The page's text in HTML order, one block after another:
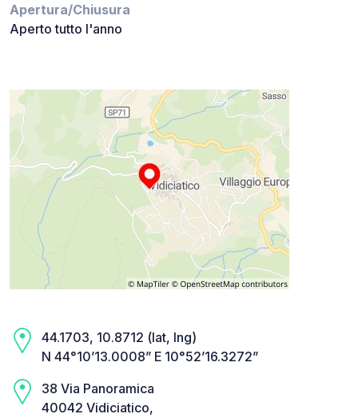
Apertura/Chiusura
Aperto tutto l'anno
44.1703, 10.8712 (lat, lng)
N 44°10’13.0008” E 10°52’16.3272”
38 Via Panoramica
40042 Vidiciatico,